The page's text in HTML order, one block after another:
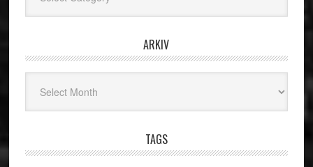
ARKIV
TAGS